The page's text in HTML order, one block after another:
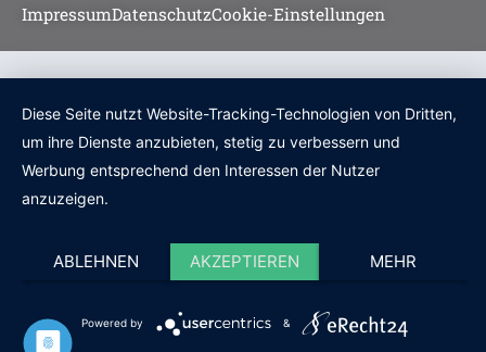
ImpressumDatenschutzCookie-Einstellungen
Diese Seite nutzt Website-Tracking-Technologien von Dritten,
um ihre Dienste anzubieten, stetig zu verbessern und
Werbung entsprechend den Interessen der Nutzer
anzuzeigen.
ABLEHNEN AKZEPTIEREN MEHR
Powered by &